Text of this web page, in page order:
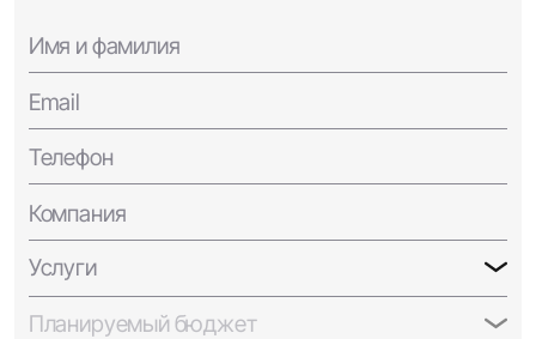
Имя и фамилия
Email
Телефон
Компания
Услуги
Планируемый бюджет